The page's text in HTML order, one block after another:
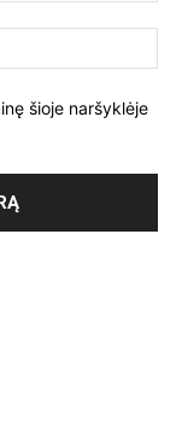
šioje naršyklėje